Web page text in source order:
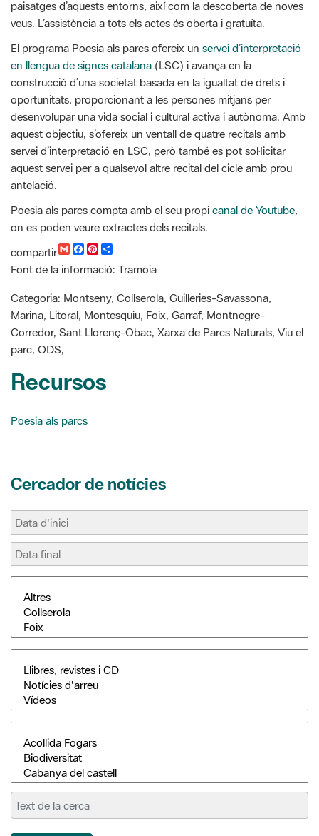
en llengua de signes catalana(LSC) i avança en la
construcció d’una societat basada en la igualtat de drets i
oportunitats, proporcionant a les persones mitjans per
desenvolupar una vida social i cultural activa i autònoma. Amb
aquest objectiu, s’ofereix un ventall de quatre recitals amb
servei d’interpretació en LSC, però també es pot sol·licitar
aquest servei per a qualsevol altre recital del cicle amb prou
antelació.
Poesia als parcs compta amb el seu propi canal de Youtube
on es poden veure extractes dels recitals.
m
i
a
e
b
o
o
k
i
t
e
r
e
s
o
m
p
t
i
Font de la informació: Tramoia
Categoria: Montseny, Collserola, Guilleries-Savassona,
Marina, Litoral, Montesquiu, Foix, Garraf, Montnegre-
parc, ODS,
Recursos
Cercador de notícies
Cerca